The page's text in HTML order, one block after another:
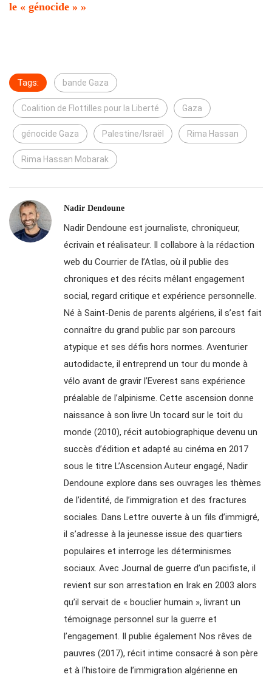
le « génocide » »
Tags: bande Gaza
Coalition de Flottilles pour la Liberté Gaza
génocide Gaza Palestine/Israël Rima Hassan
Rima Hassan Mobarak
Nadir Dendoune
Nadir Dendoune est journaliste, chroniqueur,
écrivain et réalisateur. Il collabore à la rédaction
web du Courrier de l’Atlas, où il publie des
chroniques et des récits mêlant engagement
social, regard critique et expérience personnelle.
Né à Saint-Denis de parents algériens, il s’est fait
connaître du grand public par son parcours
atypique et ses défis hors normes. Aventurier
autodidacte, il entreprend un tour du monde à
vélo avant de gravir l’Everest sans expérience
préalable de l’alpinisme. Cette ascension donne
naissance à son livre Un tocard sur le toit du
monde (2010), récit autobiographique devenu un
succès d’édition et adapté au cinéma en 2017
sous le titre L’Ascension.Auteur engagé, Nadir
Dendoune explore dans ses ouvrages les thèmes
de l’identité, de l’immigration et des fractures
sociales. Dans Lettre ouverte à un fils d’immigré,
il s’adresse à la jeunesse issue des quartiers
populaires et interroge les déterminismes
sociaux. Avec Journal de guerre d’un pacifiste, il
revient sur son arrestation en Irak en 2003 alors
qu’il servait de « bouclier humain », livrant un
témoignage personnel sur la guerre et
l’engagement. Il publie également Nos rêves de
pauvres (2017), récit intime consacré à son père
et à l’histoire de l’immigration algérienne en